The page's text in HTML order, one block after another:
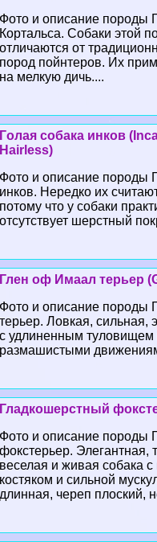
Фото и описание породы
Кортальса. Собаки этой
отличаются от
пород пойнтеров. Их
на мелкую дичь....
Гoлая собака инков
Hairless)
Фото и описание породы
инков. Нередко их
потому что у собаки
отсутствует шерстный
Глен оф Имаал терьер
Фото и описание породы
терьер. Ловкая, сильная,
с удлиненным
размашистыми
Гладкошерстный
Фото и описание породы
фокстерьер. Элегантная,
веселая и живая собака
костяком и сильной
длинная, череп плоский,